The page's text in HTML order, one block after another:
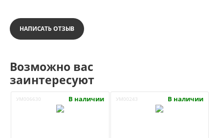
НАПИСАТЬ ОТЗЫВ
Возможно вас
заинтересуют
УМ006630 В наличии УМ00243 В наличии